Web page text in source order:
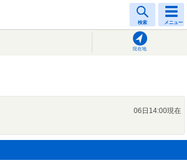
検索 メニュー
現在地
06日14:00現在